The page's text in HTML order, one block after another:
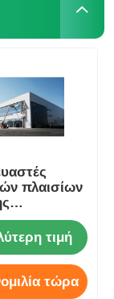
πλαισίων
OBM
Shed
τιμή
τώρα